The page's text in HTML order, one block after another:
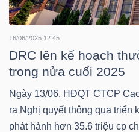
16/06/2025 12:45
DRC lên kế hoạch
trong nửa cuối 2025
Ngày 13/06, HĐQT CTCP
ra Nghị quyết thông qua triển
phát hành hơn 35.6 triệu cp
Bài
viết
của
tác
giả
(-)
Báo